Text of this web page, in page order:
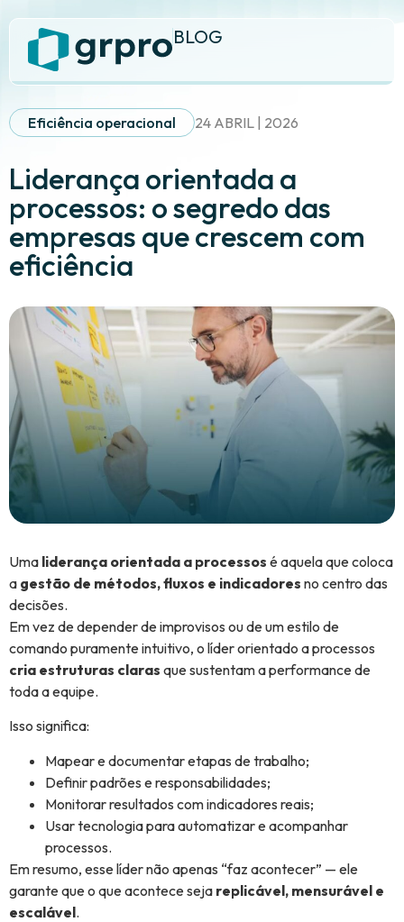
BLOG
Eficiência operacional 24 ABRIL | 2026
Liderança orientada a
processos: o segredo das
empresas que crescem com
eficiência
Uma liderança orientada a processos é aquela que coloca
a gestão de métodos, fluxos e indicadores no centro das
decisões.
Em vez de depender de improvisos ou de um estilo de
comando puramente intuitivo, o líder orientado a processos
cria estruturas claras que sustentam a performance de
toda a equipe.
Isso significa:
Mapear e documentar etapas de trabalho;
Definir padrões e responsabilidades;
Monitorar resultados com indicadores reais;
Usar tecnologia para automatizar e acompanhar
processos.
Em resumo, esse líder não apenas “faz acontecer” — ele
garante que o que acontece seja replicável, mensurável e
escalável.